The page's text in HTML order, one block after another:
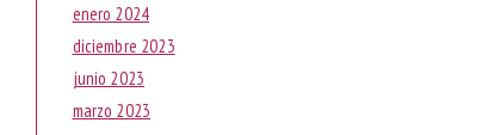
enero 2024
diciembre 2023
junio 2023
marzo 2023